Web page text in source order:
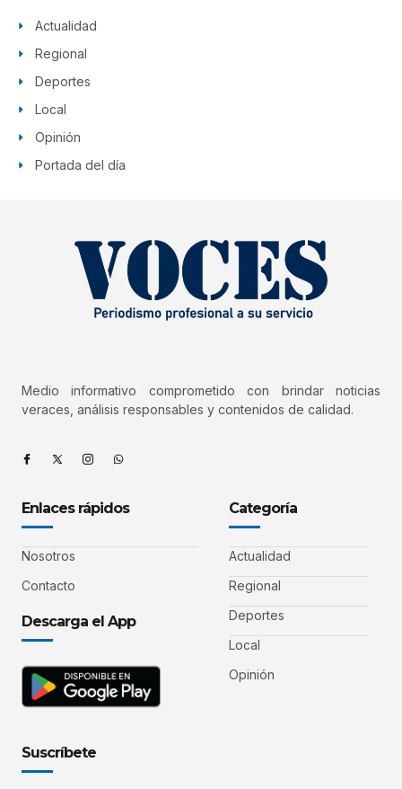
Actualidad
Regional
Deportes
Local
Opinión
Portada del día
Medio informativo comprometido con brindar noticias
veraces, análisis responsables y contenidos de calidad.
Enlaces rápidos
Nosotros
Contacto
Descarga el App
Categoría
Actualidad
Regional
Deportes
Local
Opinión
Suscríbete